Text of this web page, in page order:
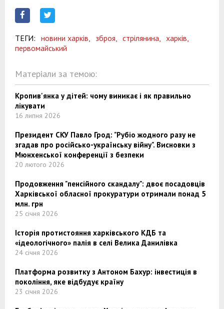
ТЕГИ: новини харків, зброя, стрілянина,
харків,
первомайський
Матеріали за темою:
Кропив'янка у дітей: чому виникає і як правильно
лікувати
16 липня 2026
Президент СКУ Павло Грод: "Рубіо жодного разу не
згадав про російсько-українську війну". Висновки з
Мюнхенської конференції з безпеки
20 лютого 2026
Продовження "пенсійного скандалу": двоє посадовців
Харківської обласної прокуратури отримали понад 5
млн. грн
25 січня 2026
Історія протистояння харківського КДБ та
«ідеологічного» палія в селі Велика Данилівка
24 січня 2026
Платформа розвитку з Антоном Бахур: інвестиція в
покоління, яке відбудує країну
23 січня 2026